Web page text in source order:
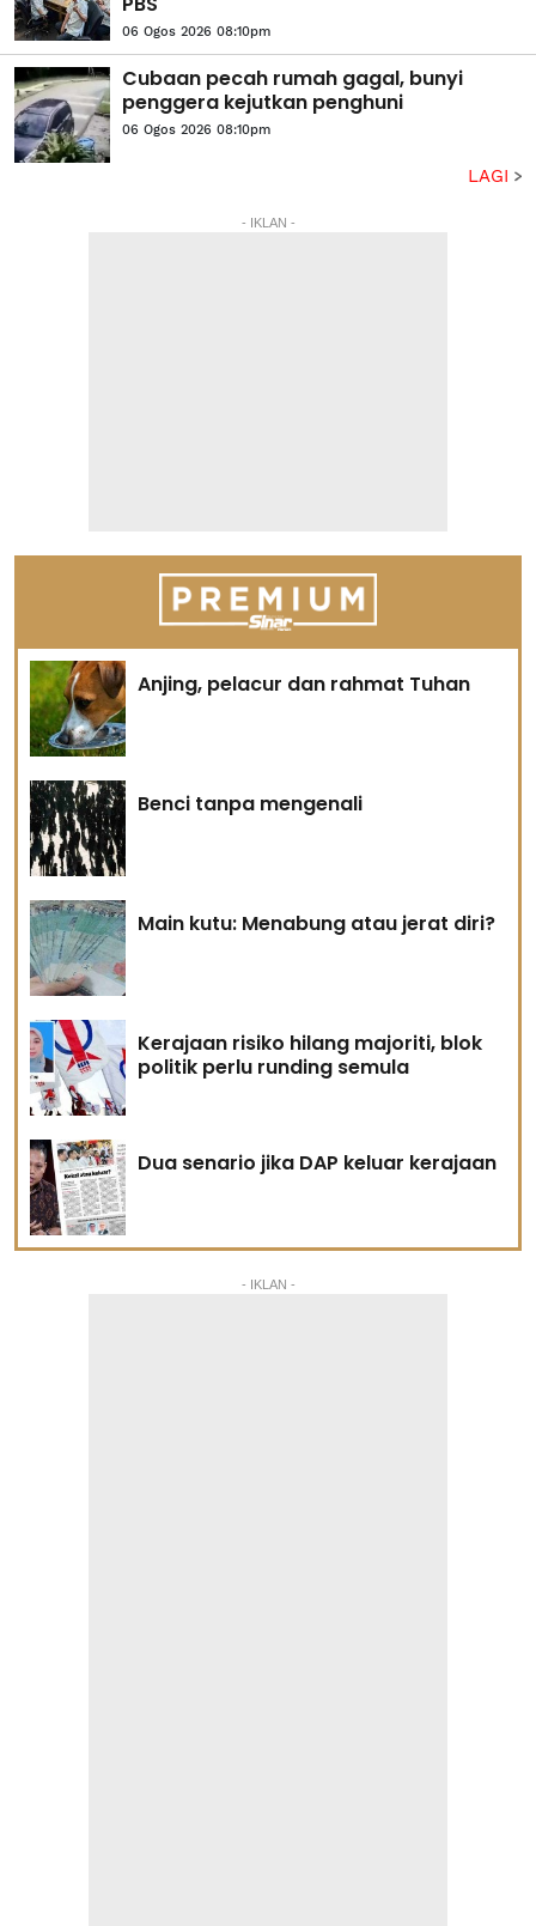
06 Ogos 2026 08:10pm
Cubaan pecah rumah gagal, bunyi
penggera kejutkan penghuni
06 Ogos 2026 08:10pm
LAGI
- IKLAN -
Anjing, pelacur dan rahmat Tuhan
Benci tanpa mengenali
Main kutu: Menabung atau jerat diri?
Kerajaan risiko hilang majoriti, blok
politik perlu runding semula
Dua senario jika DAP keluar kerajaan
- IKLAN -